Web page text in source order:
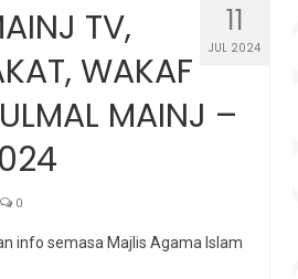
11
JUL 2024
TV,
WAKAF
MAINJ –
0
info semasa Majlis Agama Islam